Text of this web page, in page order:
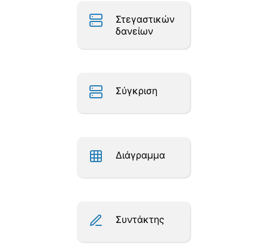
Στεγαστικών
δανείων
Σύγκριση
Διάγραμμα
Συντάκτης